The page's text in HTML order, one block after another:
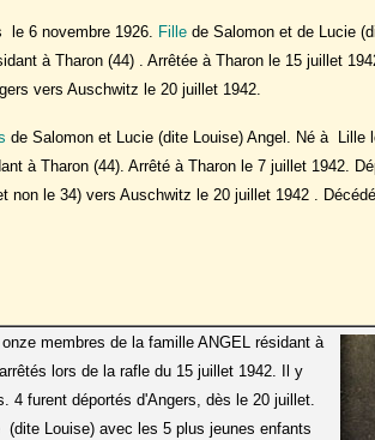
le 6 novembre 1926. Fille de Salomon et de Lucie
à Tharon (44) . Arrêtée à Tharon le 15 juillet
vers Auschwitz le 20 juillet 1942.
de Salomon et Lucie (dite Louise) Angel. Né à Lille
à Tharon (44). Arrêté à Tharon le 7 juillet 1942.
non le 34) vers Auschwitz le 20 juillet 1942 .
membres de la famille ANGEL résidant à
lors de la rafle du 15 juillet 1942. Il y
4 furent déportés d'Angers, dès le 20 juillet.
(dite Louise) avec les 5 plus jeunes enfants